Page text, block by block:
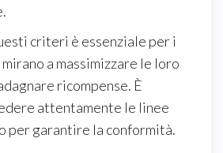
criteri è essenziale per i
a massimizzare le loro
ricompense. È
attentamente le linee
per garantire la conformità.